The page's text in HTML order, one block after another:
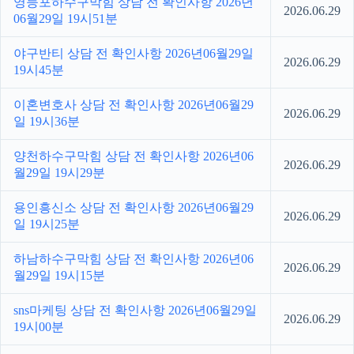
06월29일 19시51분
2026.06.29
야구반티 상담 전 확인사항 2026년06월29일
19시45분
2026.06.29
이혼변호사 상담 전 확인사항 2026년06월29
일 19시36분
2026.06.29
양천하수구막힘 상담 전 확인사항 2026년06
월29일 19시29분
2026.06.29
용인흥신소 상담 전 확인사항 2026년06월29
일 19시25분
2026.06.29
하남하수구막힘 상담 전 확인사항 2026년06
월29일 19시15분
2026.06.29
sns마케팅 상담 전 확인사항 2026년06월29일
19시00분
2026.06.29